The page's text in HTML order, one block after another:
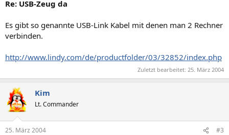
Re: USB-Zeug da
Es gibt so genannte USB-Link Kabel mit denen man 2 Rechner
verbinden.
http://www.lindy.com/de/productfolder/03/32852/index.php
Zuletzt bearbeitet: 25. März 2004
Kim
Lt. Commander
25. März 2004 #3